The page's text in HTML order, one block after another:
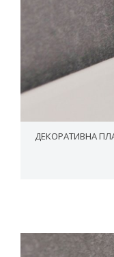
ДЕКОРАТИВНА